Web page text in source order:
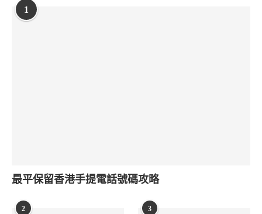
1
最平保留香港手提電話號碼攻略
2 3